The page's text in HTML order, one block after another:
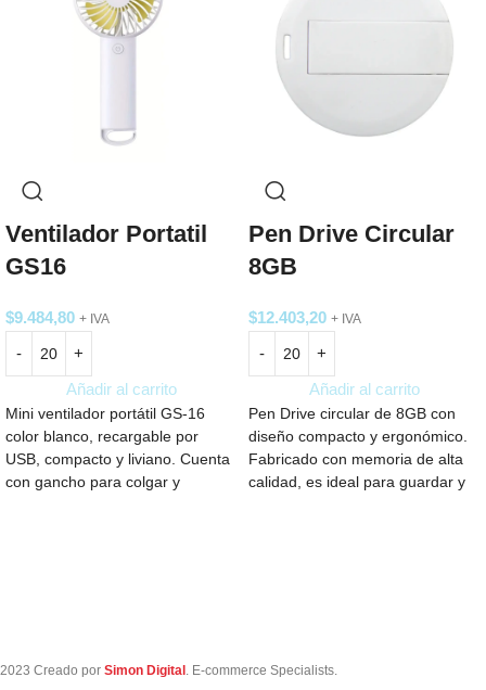
Ventilador Portatil
GS16
$9.484,80 + IVA
Añadir al carrito
Mini ventilador portátil GS-16
color blanco, recargable por
USB, compacto y liviano. Cuenta
con gancho para colgar y
Pen Drive Circular
8GB
$12.403,20 + IVA
Añadir al carrito
Pen Drive circular de 8GB con
diseño compacto y ergonómico.
Fabricado con memoria de alta
calidad, es ideal para guardar y
2023 Creado por Simon Digital . E-commerce Specialists.